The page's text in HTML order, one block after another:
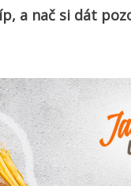
a nač si dát